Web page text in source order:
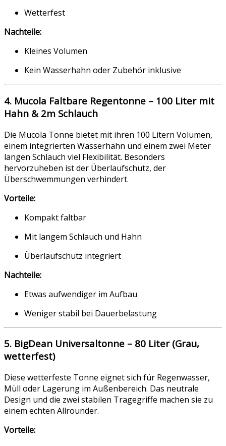
Wetterfest
Nachteile:
Kleines Volumen
Kein Wasserhahn oder Zubehör inklusive
4. Mucola Faltbare Regentonne – 100 Liter mit
Hahn & 2m Schlauch
Die Mucola Tonne bietet mit ihren 100 Litern Volumen,
einem integrierten Wasserhahn und einem zwei Meter
langen Schlauch viel Flexibilität. Besonders
hervorzuheben ist der Überlaufschutz, der
Überschwemmungen verhindert.
Vorteile:
Kompakt faltbar
Mit langem Schlauch und Hahn
Überlaufschutz integriert
Nachteile:
Etwas aufwendiger im Aufbau
Weniger stabil bei Dauerbelastung
5. BigDean Universaltonne – 80 Liter (Grau,
wetterfest)
Diese wetterfeste Tonne eignet sich für Regenwasser,
Müll oder Lagerung im Außenbereich. Das neutrale
Design und die zwei stabilen Tragegriffe machen sie zu
einem echten Allrounder.
Vorteile: